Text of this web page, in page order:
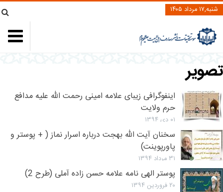
شنبه,۱۷ مرداد ۱۴۰۵
تصویر
اینفوگرافی زیبای علامه امینی رحمت الله علیه مدافع
حرم ولایت
۰۱ دی ۱۳۹۴
سخنان آیت الله بهجت درباره اسرار نماز ( + پوستر و
پاورپوینت)
۳۱ مرداد ۱۳۹۴
پوستر الهی نامه علامه حسن زاده آملی (طرح 2)
۲۰ فروردین ۱۳۹۴